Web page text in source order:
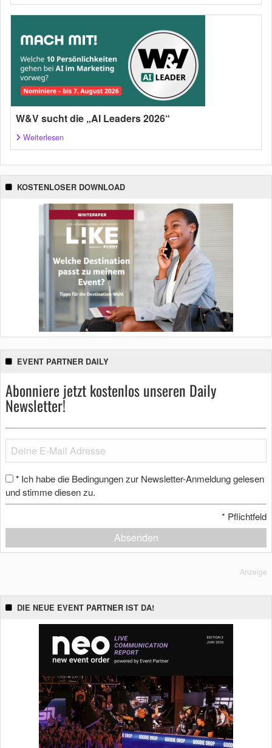
W&V sucht die „AI Leaders 2026“
Weiterlesen
KOSTENLOSER DOWNLOAD
EVENT PARTNER DAILY
Abonniere jetzt kostenlos unseren Daily
Newsletter!
* Ich habe die Bedingungen zur Newsletter-Anmeldung gelesen
und stimme diesen zu.
* Pflichtfeld
Absenden
Anzeige
DIE NEUE EVENT PARTNER IST DA!